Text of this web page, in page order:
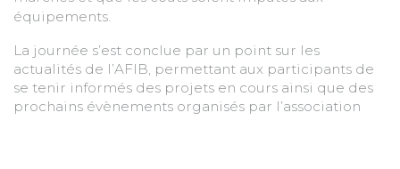
équipements.
La journée s’est conclue par un point sur les
actualités de l’AFIB, permettant aux participants de
se tenir informés des projets en cours ainsi que des
prochains évènements organisés par l’association